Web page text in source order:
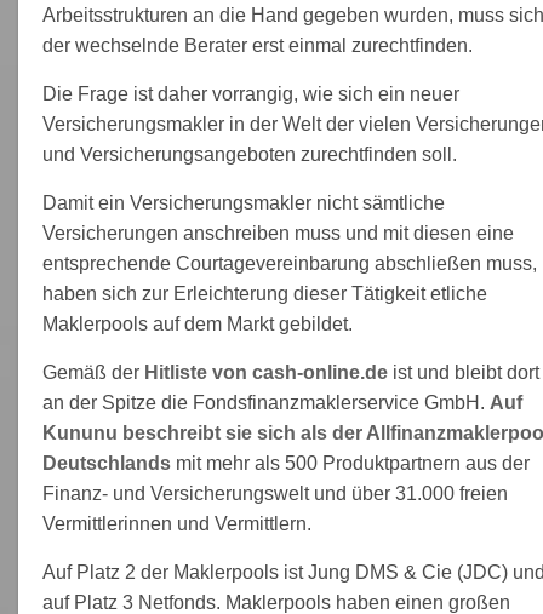
Arbeitsstrukturen an die Hand gegeben wurden, muss sich
der wechselnde Berater erst einmal zurechtfinden.
Die Frage ist daher vorrangig, wie sich ein neuer
Versicherungsmakler in der Welt der vielen
und Versicherungsangeboten zurechtfinden soll.
Damit ein Versicherungsmakler nicht sämtliche
Versicherungen anschreiben muss und mit diesen eine
entsprechende Courtagevereinbarung abschließen muss,
haben sich zur Erleichterung dieser Tätigkeit etliche
Maklerpools auf dem Markt gebildet.
Gemäß der Hitliste von cash-online.deist und bleibt dort
an der Spitze die Fondsfinanzmaklerservice GmbH. Auf
Kununu beschreibt sie sich als der
Deutschlandsmit mehr als 500 Produktpartnern aus der
Finanz- und Versicherungswelt und über 31.000 freien
Vermittlerinnen und Vermittlern.
Auf Platz 2 der Maklerpools ist Jung DMS & Cie (JDC)
auf Platz 3 Netfonds. Maklerpools haben einen großen